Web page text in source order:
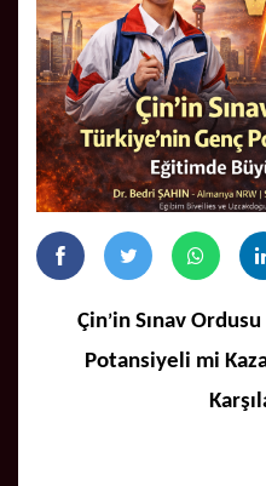
Çin’in Sınav
Potansiyeli mi